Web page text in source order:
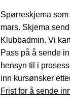
Spørreskjema
mars. Skjema
Klubbadmin. Vi
Pass på å sende
hensyn til i
inn kursønsker
Frist for å sende